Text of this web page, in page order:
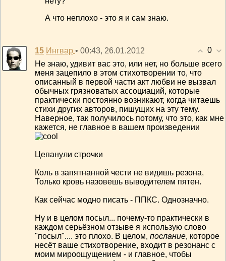
А что неплохо - это я и сам знаю.
0
15 Ингвар • 00:43, 26.01.2012
Не знаю, удивит вас это, или нет, но больше всего
меня зацепило в этом стихотворении то, что
описанный в первой части акт любви не вызвал
обычных грязноватых ассоциаций, которые
практически постоянно возникают, когда читаешь
стихи других авторов, пишущих на эту тему.
Наверное, так получилось потому, что это, как мне
кажется, не главное в вашем произведении
Цепанули строчки
Коль в запятнанной чести не видишь резона,
Только кровь назовешь выводителем пятен.
Как сейчас модно писать - ППКС. Однозначно.
Ну и в целом посыл... почему-то практически в
каждом серьёзном отзыве я использую слово
"посыл".... это плохо. В целом, послание, которое
несёт ваше стихотворение, входит в резонанс с
моим мироощущением - и главное, чтобы